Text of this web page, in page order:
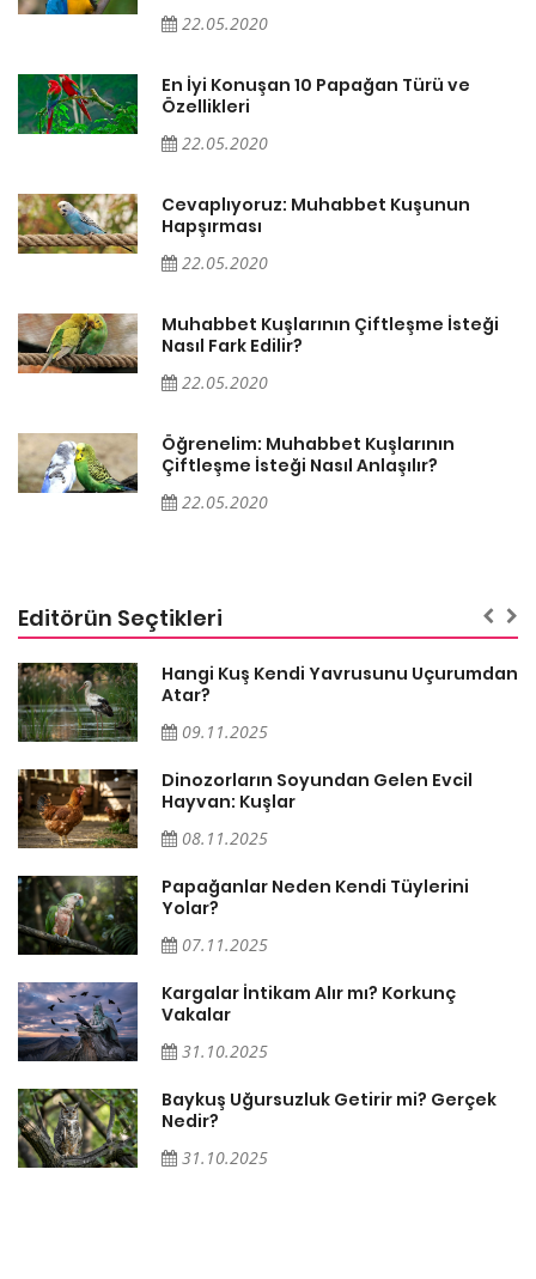
22.05.2020
En İyi Konuşan 10 Papağan Türü ve
Özellikleri
22.05.2020
Cevaplıyoruz: Muhabbet Kuşunun
Hapşırması
22.05.2020
Muhabbet Kuşlarının Çiftleşme İsteği
Nasıl Fark Edilir?
22.05.2020
Öğrenelim: Muhabbet Kuşlarının
Çiftleşme İsteği Nasıl Anlaşılır?
22.05.2020
Editörün Seçtikleri
Hangi Kuş Kendi Yavrusunu Uçurumdan
Atar?
09.11.2025
Dinozorların Soyundan Gelen Evcil
Hayvan: Kuşlar
08.11.2025
Papağanlar Neden Kendi Tüylerini
Yolar?
07.11.2025
Kargalar İntikam Alır mı? Korkunç
Vakalar
31.10.2025
Baykuş Uğursuzluk Getirir mi? Gerçek
Nedir?
31.10.2025